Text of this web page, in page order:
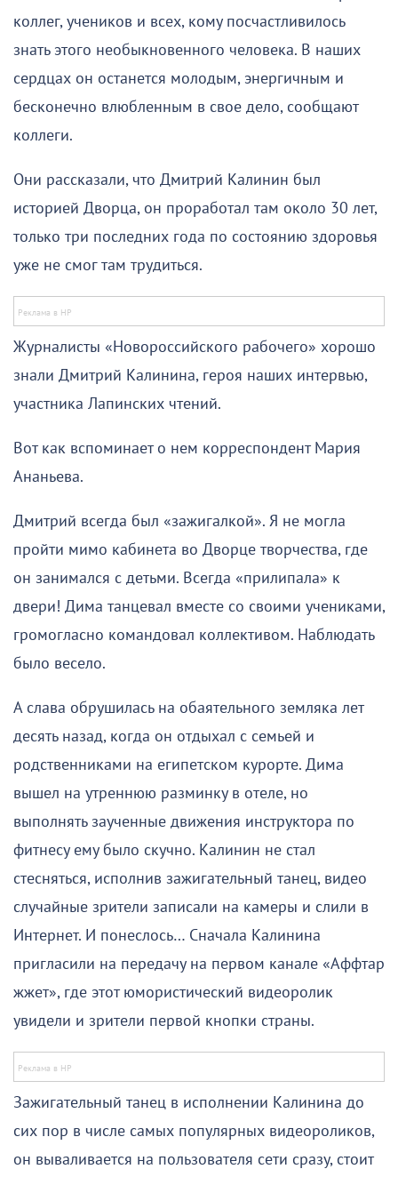
коллег, учеников и всех, кому посчастливилось
знать этого необыкновенного человека. В наших
сердцах он останется молодым, энергичным и
бесконечно влюбленным в свое дело, сообщают
коллеги.
Они рассказали, что Дмитрий Калинин был
историей Дворца, он проработал там около 30 лет,
только три последних года по состоянию здоровья
уже не смог там трудиться.
Журналисты «Новороссийского рабочего» хорошо
знали Дмитрий Калинина, героя наших интервью,
участника Лапинских чтений.
Вот как вспоминает о нем корреспондент Мария
Ананьева.
Дмитрий всегда был «зажигалкой». Я не могла
пройти мимо кабинета во Дворце творчества, где
он занимался с детьми. Всегда «прилипала» к
двери! Дима танцевал вместе со своими учениками,
громогласно командовал коллективом. Наблюдать
было весело.
А слава обрушилась на обаятельного земляка лет
десять назад, когда он отдыхал с семьей и
родственниками на египетском курорте. Дима
вышел на утреннюю разминку в отеле, но
выполнять заученные движения инструктора по
фитнесу ему было скучно. Калинин не стал
стесняться, исполнив зажигательный танец, видео
случайные зрители записали на камеры и слили в
Интернет. И понеслось… Сначала Калинина
пригласили на передачу на первом канале «Аффтар
жжет», где этот юмористический видеоролик
увидели и зрители первой кнопки страны.
Зажигательный танец в исполнении Калинина до
сих пор в числе самых популярных видеороликов,
он вываливается на пользователя сети сразу, стоит